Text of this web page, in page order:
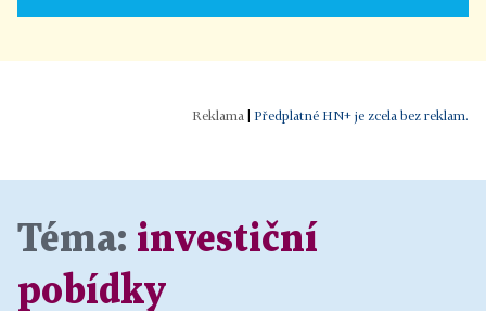
Předplatné HN+ je zcela bez reklam.
Téma: investiční
pobídky